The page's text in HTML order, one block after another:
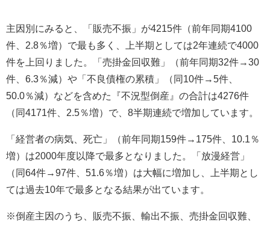
主因別にみると、「販売不振」が4215件（前年同期4100
件、2.8％増）で最も多く、上半期としては2年連続で4000
件を上回りました。「売掛金回収難」（前年同期32件→30
件、6.3％減）や「不良債権の累積」（同10件→5件、
50.0％減）などを含めた『不況型倒産』の合計は4276件
（同4171件、2.5％増）で、8半期連続で増加しています。
「経営者の病気、死亡」（前年同期159件→175件、10.1％
増）は2000年度以降で最多となりました。「放漫経営」
（同64件→97件、51.6％増）は大幅に増加し、上半期とし
ては過去10年で最多となる結果が出ています。
※倒産主因のうち、販売不振、輸出不振、売掛金回収難、